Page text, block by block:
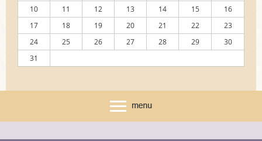
10
11 12 13 14 15
16
17
18 19 20 21 22
23
24
25 26 27 28 29
30
31